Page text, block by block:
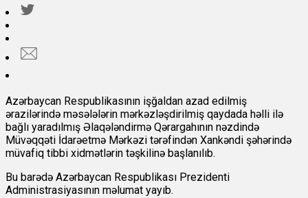
Azərbaycan Respublikasının işğaldan azad edilmiş
ərazilərində məsələlərin mərkəzləşdirilmiş qaydada həlli ilə
bağlı yaradılmış Əlaqələndirmə Qərargahının nəzdində
Müvəqqəti İdarəetmə Mərkəzi tərəfindən Xankəndi şəhərində
müvafiq tibbi xidmətlərin təşkilinə başlanılıb.
Bu barədə Azərbaycan Respublikası Prezidenti
Administrasiyasının məlumat yayıb.